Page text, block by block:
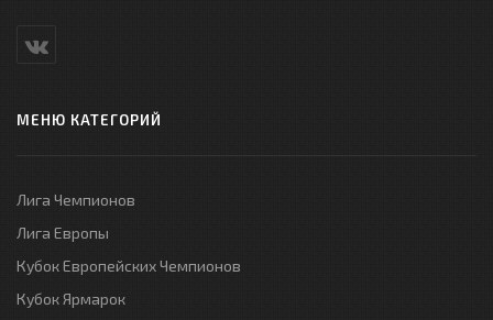
МЕНЮ КАТЕГОРИЙ
Лига Чемпионов
Лига Европы
Кубок Европейских Чемпионов
Кубок Ярмарок